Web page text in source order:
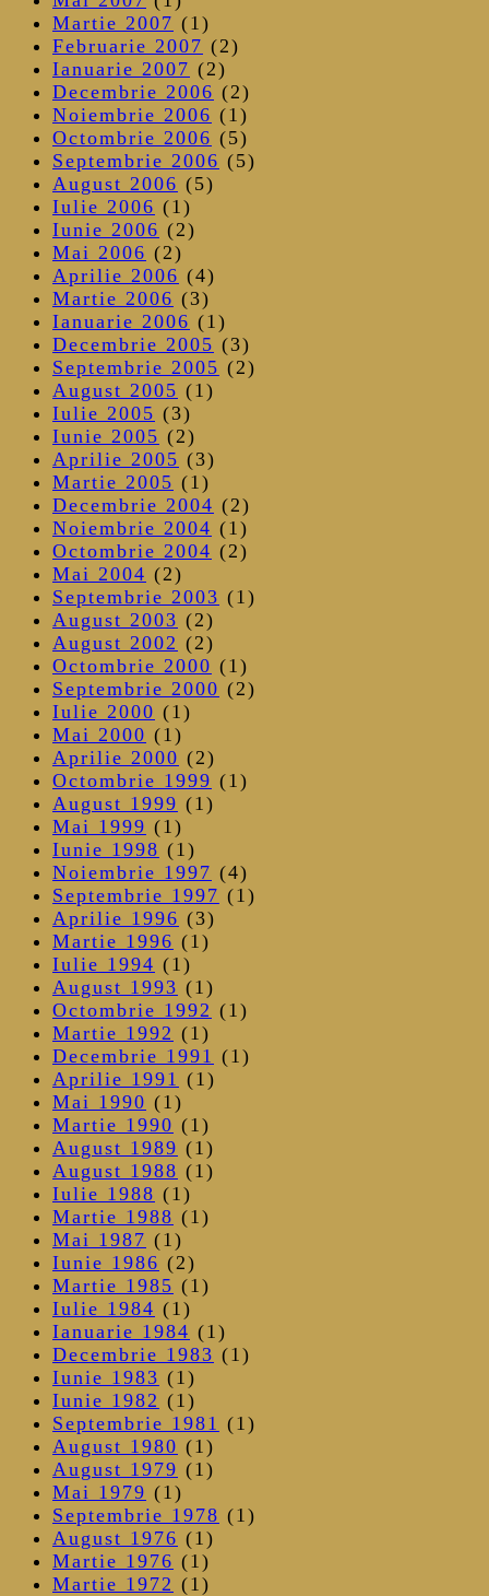
Martie 2007 (1)
Februarie 2007 (2)
Ianuarie 2007 (2)
Decembrie 2006 (2)
Noiembrie 2006 (1)
Octombrie 2006 (5)
Septembrie 2006 (5)
August 2006 (5)
Iulie 2006 (1)
Iunie 2006 (2)
Mai 2006 (2)
Aprilie 2006 (4)
Martie 2006 (3)
Ianuarie 2006 (1)
Decembrie 2005 (3)
Septembrie 2005 (2)
August 2005 (1)
Iulie 2005 (3)
Iunie 2005 (2)
Aprilie 2005 (3)
Martie 2005 (1)
Decembrie 2004 (2)
Noiembrie 2004 (1)
Octombrie 2004 (2)
Mai 2004 (2)
Septembrie 2003 (1)
August 2003 (2)
August 2002 (2)
Octombrie 2000 (1)
Septembrie 2000 (2)
Iulie 2000 (1)
Mai 2000 (1)
Aprilie 2000 (2)
Octombrie 1999 (1)
August 1999 (1)
Mai 1999 (1)
Iunie 1998 (1)
Noiembrie 1997 (4)
Septembrie 1997 (1)
Aprilie 1996 (3)
Martie 1996 (1)
Iulie 1994 (1)
August 1993 (1)
Octombrie 1992 (1)
Martie 1992 (1)
Decembrie 1991 (1)
Aprilie 1991 (1)
Mai 1990 (1)
Martie 1990 (1)
August 1989 (1)
August 1988 (1)
Iulie 1988 (1)
Martie 1988 (1)
Mai 1987 (1)
Iunie 1986 (2)
Martie 1985 (1)
Iulie 1984 (1)
Ianuarie 1984 (1)
Decembrie 1983 (1)
Iunie 1983 (1)
Iunie 1982 (1)
Septembrie 1981 (1)
August 1980 (1)
August 1979 (1)
Mai 1979 (1)
Septembrie 1978 (1)
August 1976 (1)
Martie 1976 (1)
Martie 1972 (1)